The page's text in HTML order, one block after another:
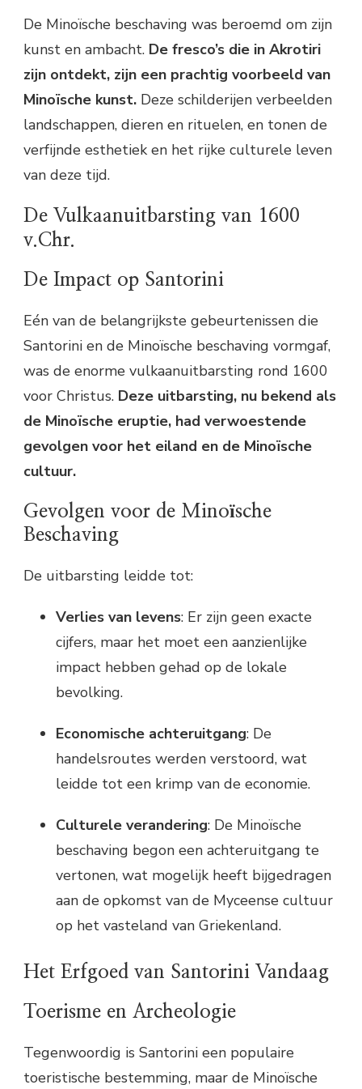
De Minoïsche beschaving was beroemd om zijn
kunst en ambacht. De fresco’s die in Akrotiri
zijn ontdekt, zijn een prachtig voorbeeld van
Minoïsche kunst. Deze schilderijen verbeelden
landschappen, dieren en rituelen, en tonen de
verfijnde esthetiek en het rijke culturele leven
van deze tijd.
De Vulkaanuitbarsting van 1600
v.Chr.
De Impact op Santorini
Eén van de belangrijkste gebeurtenissen die
Santorini en de Minoïsche beschaving vormgaf,
was de enorme vulkaanuitbarsting rond 1600
voor Christus. Deze uitbarsting, nu bekend als
de Minoïsche eruptie, had verwoestende
gevolgen voor het eiland en de Minoïsche
cultuur.
Gevolgen voor de Minoïsche
Beschaving
De uitbarsting leidde tot:
Verlies van levens: Er zijn geen exacte
cijfers, maar het moet een aanzienlijke
impact hebben gehad op de lokale
bevolking.
Economische achteruitgang: De
handelsroutes werden verstoord, wat
leidde tot een krimp van de economie.
Culturele verandering: De Minoïsche
beschaving begon een achteruitgang te
vertonen, wat mogelijk heeft bijgedragen
aan de opkomst van de Myceense cultuur
op het vasteland van Griekenland.
Het Erfgoed van Santorini Vandaag
Toerisme en Archeologie
Tegenwoordig is Santorini een populaire
toeristische bestemming, maar de Minoïsche